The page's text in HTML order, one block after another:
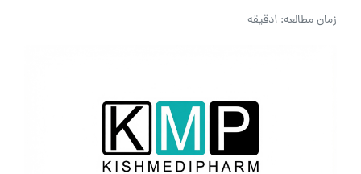
زمان مطالعه: 1دقیقه